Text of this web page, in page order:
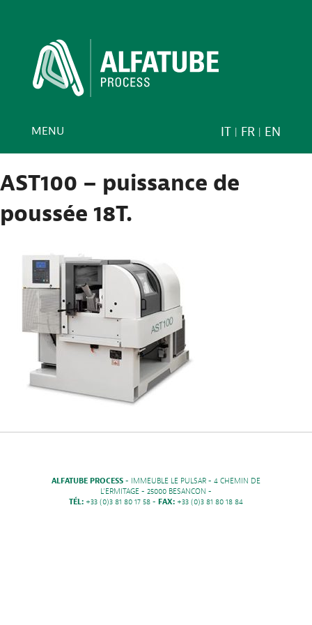
IT FR EN
MENU
AST100 – puissance de
poussée 18T.
ALFATUBE PROCESS - IMMEUBLE LE PULSAR - 4 CHEMIN DE
L'ERMITAGE - 25000 BESANCON -
TÉL: +33 (0)3 81 80 17 58 - FAX: +33 (0)3 81 80 18 84